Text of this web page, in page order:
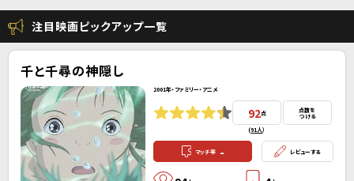
注目映画ピックアップ一覧
千と千尋の神隠し
2001年・ファミリー・アニメ
92点
(91人）
点数を
つける
マッチ率 - レビューする